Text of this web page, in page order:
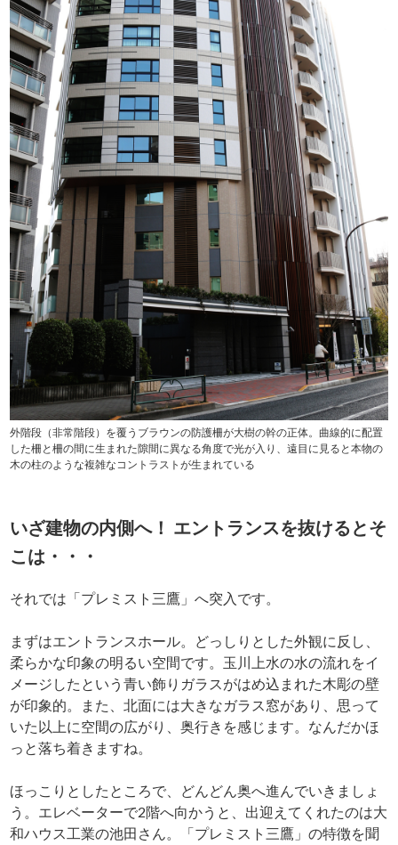
外階段（非常階段）を覆うブラウンの防護柵が大樹の幹の正体。曲線的に配置
した柵と柵の間に生まれた隙間に異なる角度で光が入り、遠目に見ると本物の
木の柱のような複雑なコントラストが生まれている
いざ建物の内側へ！ エントランスを抜けるとそ
こは・・・
それでは「プレミスト三鷹」へ突入です。
まずはエントランスホール。どっしりとした外観に反し、
柔らかな印象の明るい空間です。玉川上水の水の流れをイ
メージしたという青い飾りガラスがはめ込まれた木彫の壁
が印象的。また、北面には大きなガラス窓があり、思って
いた以上に空間の広がり、奥行きを感じます。なんだかほ
っと落ち着きますね。
ほっこりとしたところで、どんどん奥へ進んでいきましょ
う。エレベーターで2階へ向かうと、出迎えてくれたのは大
和ハウス工業の池田さん。「プレミスト三鷹」の特徴を聞